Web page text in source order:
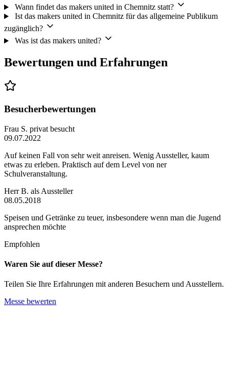
Wann findet das makers united in Chemnitz statt?
Ist das makers united in Chemnitz für das allgemeine Publikum
zugänglich?
Was ist das makers united?
Bewertungen und Erfahrungen
Besucherbewertungen
Frau S. privat besucht
09.07.2022
Auf keinen Fall von sehr weit anreisen. Wenig Aussteller, kaum
etwas zu erleben. Praktisch auf dem Level von ner
Schulveranstaltung.
Herr B. als Aussteller
08.05.2018
Speisen und Getränke zu teuer, insbesondere wenn man die Jugend
ansprechen möchte
Empfohlen
Waren Sie auf dieser Messe?
Teilen Sie Ihre Erfahrungen mit anderen Besuchern und Ausstellern.
Messe bewerten